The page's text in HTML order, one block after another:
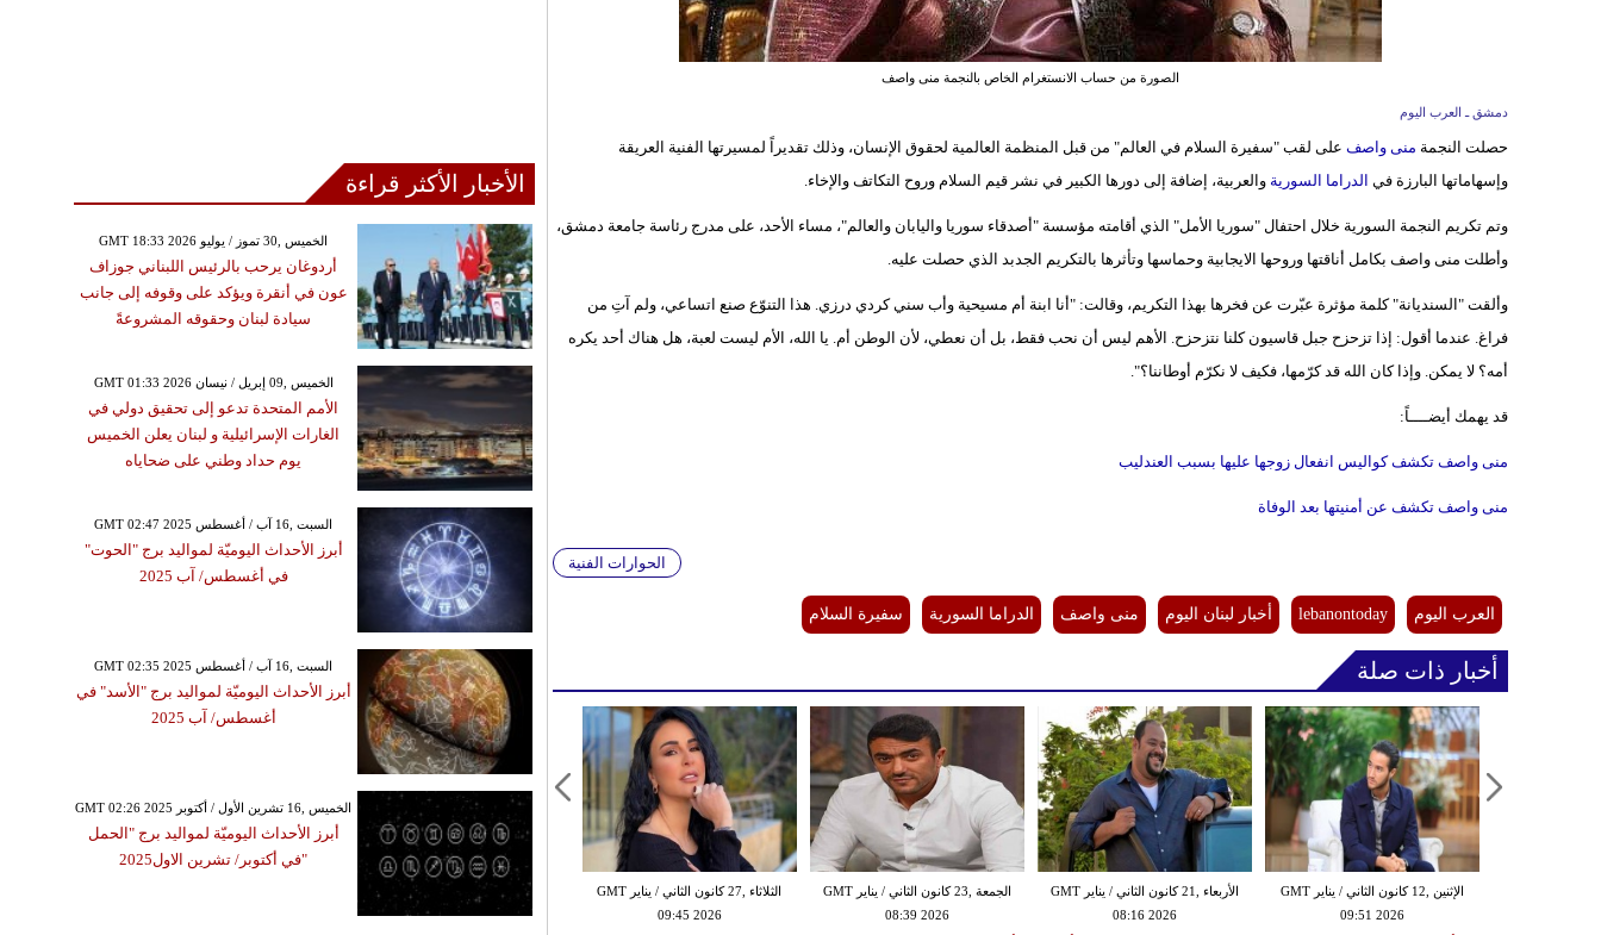
الصورة من حساب الانستغرام الخاص بالنجمة منى واصف
دمشق ـ العرب اليوم
حصلت النجمة منى واصفعلى لقب "سفيرة السلام في العالم" من قبل المنظمة العالمية لحقوق الإنسان، وذلك تقديراً لمسيرتها الفنية العريقة
وإسهاماتها البارزة فيالدراما السورية والعربية، إضافة إلى دورها الكبير في نشر قيم السلام وروح التكاتف والإخاء.
وتم تكريم النجمة السورية خلال احتفال "سوريا الأمل" الذي أقامته مؤسسة "أصدقاء سوريا واليابان والعالم"، مساء الأحد، على مدرج رئاسة جامعة دمشق،
وأطلت منى واصف بكامل أناقتها وروحها الايجابية وحماسها وتأثرها بالتكريم الجدبد الذي حصلت عليه.
وألقت "السنديانة" كلمة مؤثرة عبّرت عن فخرها بهذا التكريم، وقالت: "أنا ابنة أم مسيحية وأب سني كردي درزي. هذا التنوّع صنع اتساعي، ولم آتِ من
فراغ. عندما أقول: إذا تزحزح جبل قاسيون كلنا نتزحزح. الأهم ليس أن نحب فقط، بل أن نعطي، لأن الوطن أم. يا الله، الأم ليست لعبة، هل هناك أحد يكره
أمه؟ لا يمكن. وإذا كان الله قد كرّمها، فكيف لا نكرّم أوطاننا؟".
قد يهمك أيضــــاً:
منى واصف تكشف كواليس انفعال زوجها عليها بسبب العندليب
منى واصف تكشف عن أمنيتها بعد الوفاة
الحوارات الفنية
العرب اليوم lebanontoday أخبار لبنان اليوم منى واصف الدراما السورية سفيرة السلام
أخبار ذات صلة
الثلاثاء ,27 كانون الثاني / يناير GMT
09:45 2026
الجمعة ,23 كانون الثاني / يناير GMT
08:39 2026
الأربعاء ,21 كانون الثاني / يناير GMT
08:16 2026
الإثنين ,12 كانون الثاني / يناير GMT
09:51 2026
الأخبار الأكثر قراءة
GMT 18:33 2026 الخميس ,30 تموز / يوليو
أردوغان يرحب بالرئيس اللبناني جوزاف
عون في أنقرة ويؤكد على وقوفه إلى جانب
سيادة لبنان وحقوقه المشروعةً
GMT 01:33 2026 الخميس ,09 إبريل / نيسان
الأمم المتحدة تدعو إلى تحقيق دولي في
الغارات الإسرائيلية و لبنان يعلن الخميس
يوم حداد وطني على ضحاياه
GMT 02:47 2025 السبت ,16 آب / أغسطس
أبرز الأحداث اليوميّة لمواليد برج "الحوت"
في أغسطس/ آب 2025
GMT 02:35 2025 السبت ,16 آب / أغسطس
أبرز الأحداث اليوميّة لمواليد برج "الأسد" في
أغسطس/ آب 2025
GMT 02:26 2025 الخميس ,16 تشرين الأول / أكتوبر
أبرز الأحداث اليوميّة لمواليد برج "الحمل
"في أكتوبر/ تشرين الاول2025